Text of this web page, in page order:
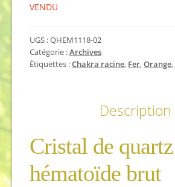
VENDU
UGS :QHEM1118-02
Catégorie :Archives
Étiquettes :Chakra racine, Fer,Orange,
Description
Cristal de quartz
hématoïde brut